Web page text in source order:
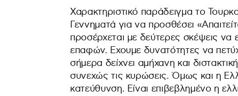
Χαρακτηριστικό παράδειγμα το
Γεννηματά για να προσθέσει
προσέρχεται με δεύτερες σκέψεις να
επαφών. Εχουμε δυνατότητες να
σήμερα δείχνει αμήχανη και
συνεχώς τις κυρώσεις. Όμως και η
κατεύθυνση. Είναι επιβεβλημένο η